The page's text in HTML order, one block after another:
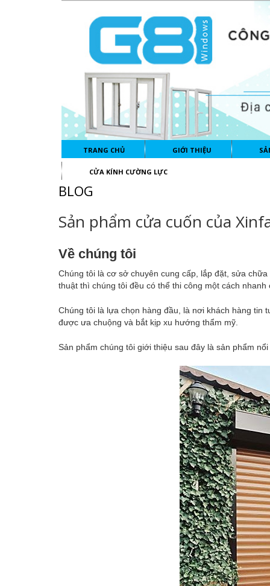
TRANG CHỦ GIỚI THIỆU
CỬA KÍNH CƯỜNG LỰC
BLOG
Sản phẩm cửa cuốn của
Về chúng tôi
Chúng tôi là cơ sở chuyên cung cấp, lắp đặt, sửa
thuật thì chúng tôi đều có thể thi công một cách nhanh
Chúng tôi là lựa chọn hàng đầu, là nơi khách hàng tin
được ưa chuộng và bắt kịp xu hướng thẩm mỹ.
Sản phẩm chúng tôi giới thiệu sau đây là sản phẩm